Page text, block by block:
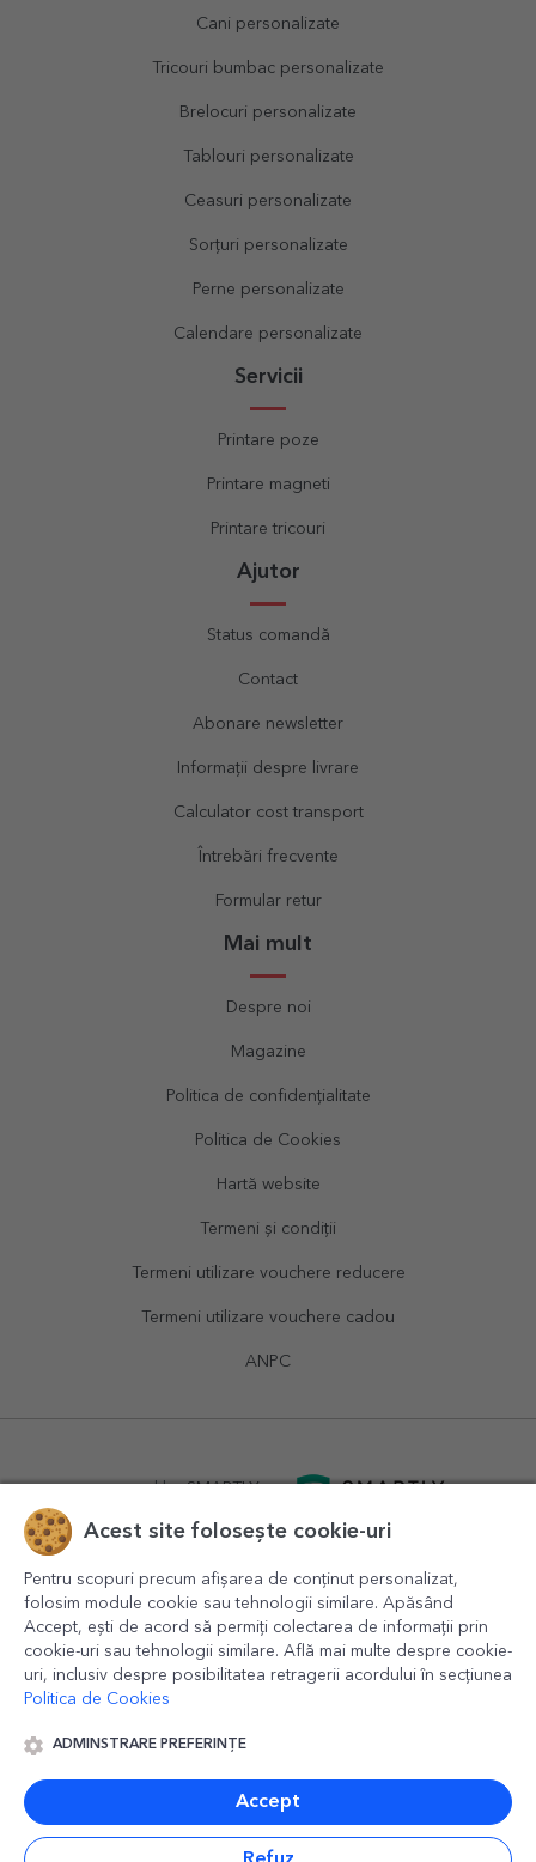
Cani personalizate
Tricouri bumbac personalizate
Brelocuri personalizate
Tablouri personalizate
Ceasuri personalizate
Sorțuri personalizate
Perne personalizate
Calendare personalizate
Servicii
Printare poze
Printare magneti
Printare tricouri
Ajutor
Status comandă
Contact
Abonare newsletter
Informații despre livrare
Calculator cost transport
Întrebări frecvente
Formular retur
Mai mult
Despre noi
Magazine
Politica de confidențialitate
Politica de Cookies
Hartă website
Termeni și condiții
Termeni utilizare vouchere reducere
Termeni utilizare vouchere cadou
ANPC
powered bySMARTLY.ro
© 2016-2026 StarGift Romania,
contact@stargift.ro
www.stargift.ro
, cod fiscal
Acest site folosește cookie-uri
Pentru scopuri precum afișarea de conținut personalizat,
folosim module cookie sau tehnologii similare. Apăsând
Accept, ești de acord să permiți colectarea de informații prin
cookie-uri sau tehnologii similare. Află mai multe despre cookie-
uri, inclusiv despre posibilitatea retragerii acordului în secțiunea
Politica de Cookies
ADMINSTRARE PREFERINȚE
Accept